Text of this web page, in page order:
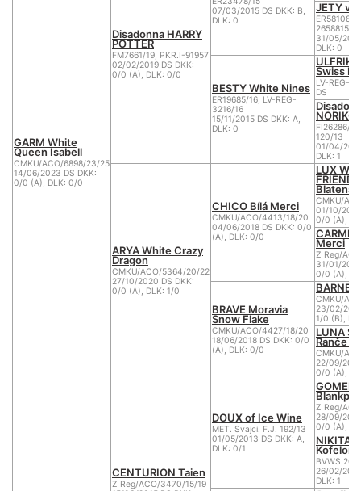
GARM White
Queen Isabell
CMKU/ACO/6898/23/25
14/06/2023 DS DKK:
0/0 (A), DLK: 0/0
Disadonna HARRY
POTTER
FM7661/19, PKR.I-91957
02/02/2019 DS DKK:
0/0 (A), DLK: 0/0
07/03/2015 DS DKK: B,
DLK: 0
JETY
ER58108/
2658815,
31/05/
DLK: 0
BESTY White Nines
ER19685/16, LV-REG-
3216/16
15/11/2015 DS DKK: A,
DLK: 0
ULFRIK
Swiss
LV-REG-
DS
NORIKO
FI26286/
120/13
01/04/
DLK: 1
ARYA White Crazy
Dragon
CMKU/ACO/5364/20/22
27/10/2020 DS DKK:
0/0 (A), DLK: 1/0
CHICO Bílá Merci
CMKU/ACO/4413/18/20
04/06/2018 DS DKK: 0/0
(A), DLK: 0/0
LUX
FRIEND z
CMKU/
01/10/
0/0 (A),
Merci
Z Reg/
31/01/
0/0 (A),
BRAVE Moravia
Snow Flake
CMKU/ACO/4427/18/20
18/06/2018 DS DKK: 0/0
(A), DLK: 0/0
CMKU/
23/02/
1/0 (B),
LUNA
Ranče
CMKU/
22/09/
0/0 (A),
CENTURION Taien
Z Reg/ACO/3470/15/19
DOUX of Ice Wine
MET. Svajci. F.J. 192/13
01/05/2013 DS DKK: A,
DLK: 0/1
GOMER
Z Reg/
28/09/
0/0 (A),
NIKITA
Kofelort
BVWS
26/02/
DLK: 1